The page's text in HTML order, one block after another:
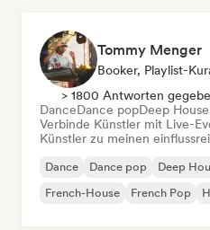
Tommy Menger
Booker, Playlist-
> 1800 Antworten
DanceDance popDeep House
Verbinde Künstler mit Live-
Künstler zu meinen
Dance Dance pop Deep
French-House
French Pop